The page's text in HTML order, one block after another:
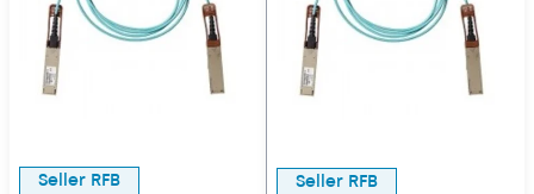
Seller RFB Seller RFB